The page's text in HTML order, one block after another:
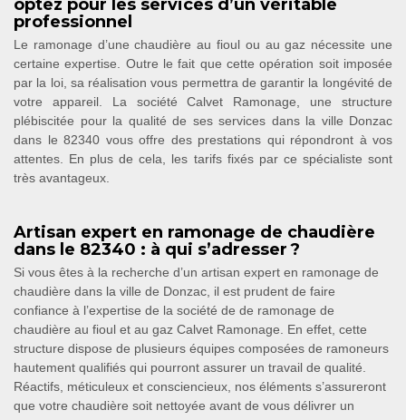
optez pour les services d’un véritable
professionnel
Le ramonage d’une chaudière au fioul ou au gaz nécessite une
certaine expertise. Outre le fait que cette opération soit imposée
par la loi, sa réalisation vous permettra de garantir la longévité de
votre appareil. La société Calvet Ramonage, une structure
plébiscitée pour la qualité de ses services dans la ville Donzac
dans le 82340 vous offre des prestations qui répondront à vos
attentes. En plus de cela, les tarifs fixés par ce spécialiste sont
très avantageux.
Artisan expert en ramonage de chaudière
dans le 82340 : à qui s’adresser ?
Si vous êtes à la recherche d’un artisan expert en ramonage de
chaudière dans la ville de Donzac, il est prudent de faire
confiance à l’expertise de la société de de ramonage de
chaudière au fioul et au gaz Calvet Ramonage. En effet, cette
structure dispose de plusieurs équipes composées de ramoneurs
hautement qualifiés qui pourront assurer un travail de qualité.
Réactifs, méticuleux et consciencieux, nos éléments s’assureront
que votre chaudière soit nettoyée avant de vous délivrer un